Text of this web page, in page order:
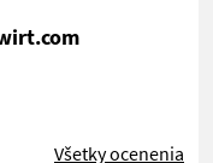
Všetky ocenenia